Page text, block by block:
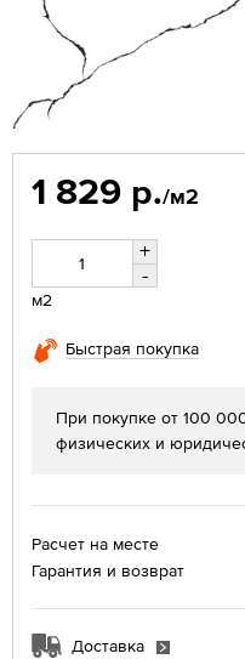
1 829 р./м2
+
-
м2
Быстрая покупка
При покупке от 100
физических и
Расчет на месте
Гарантия и возврат
Доставка